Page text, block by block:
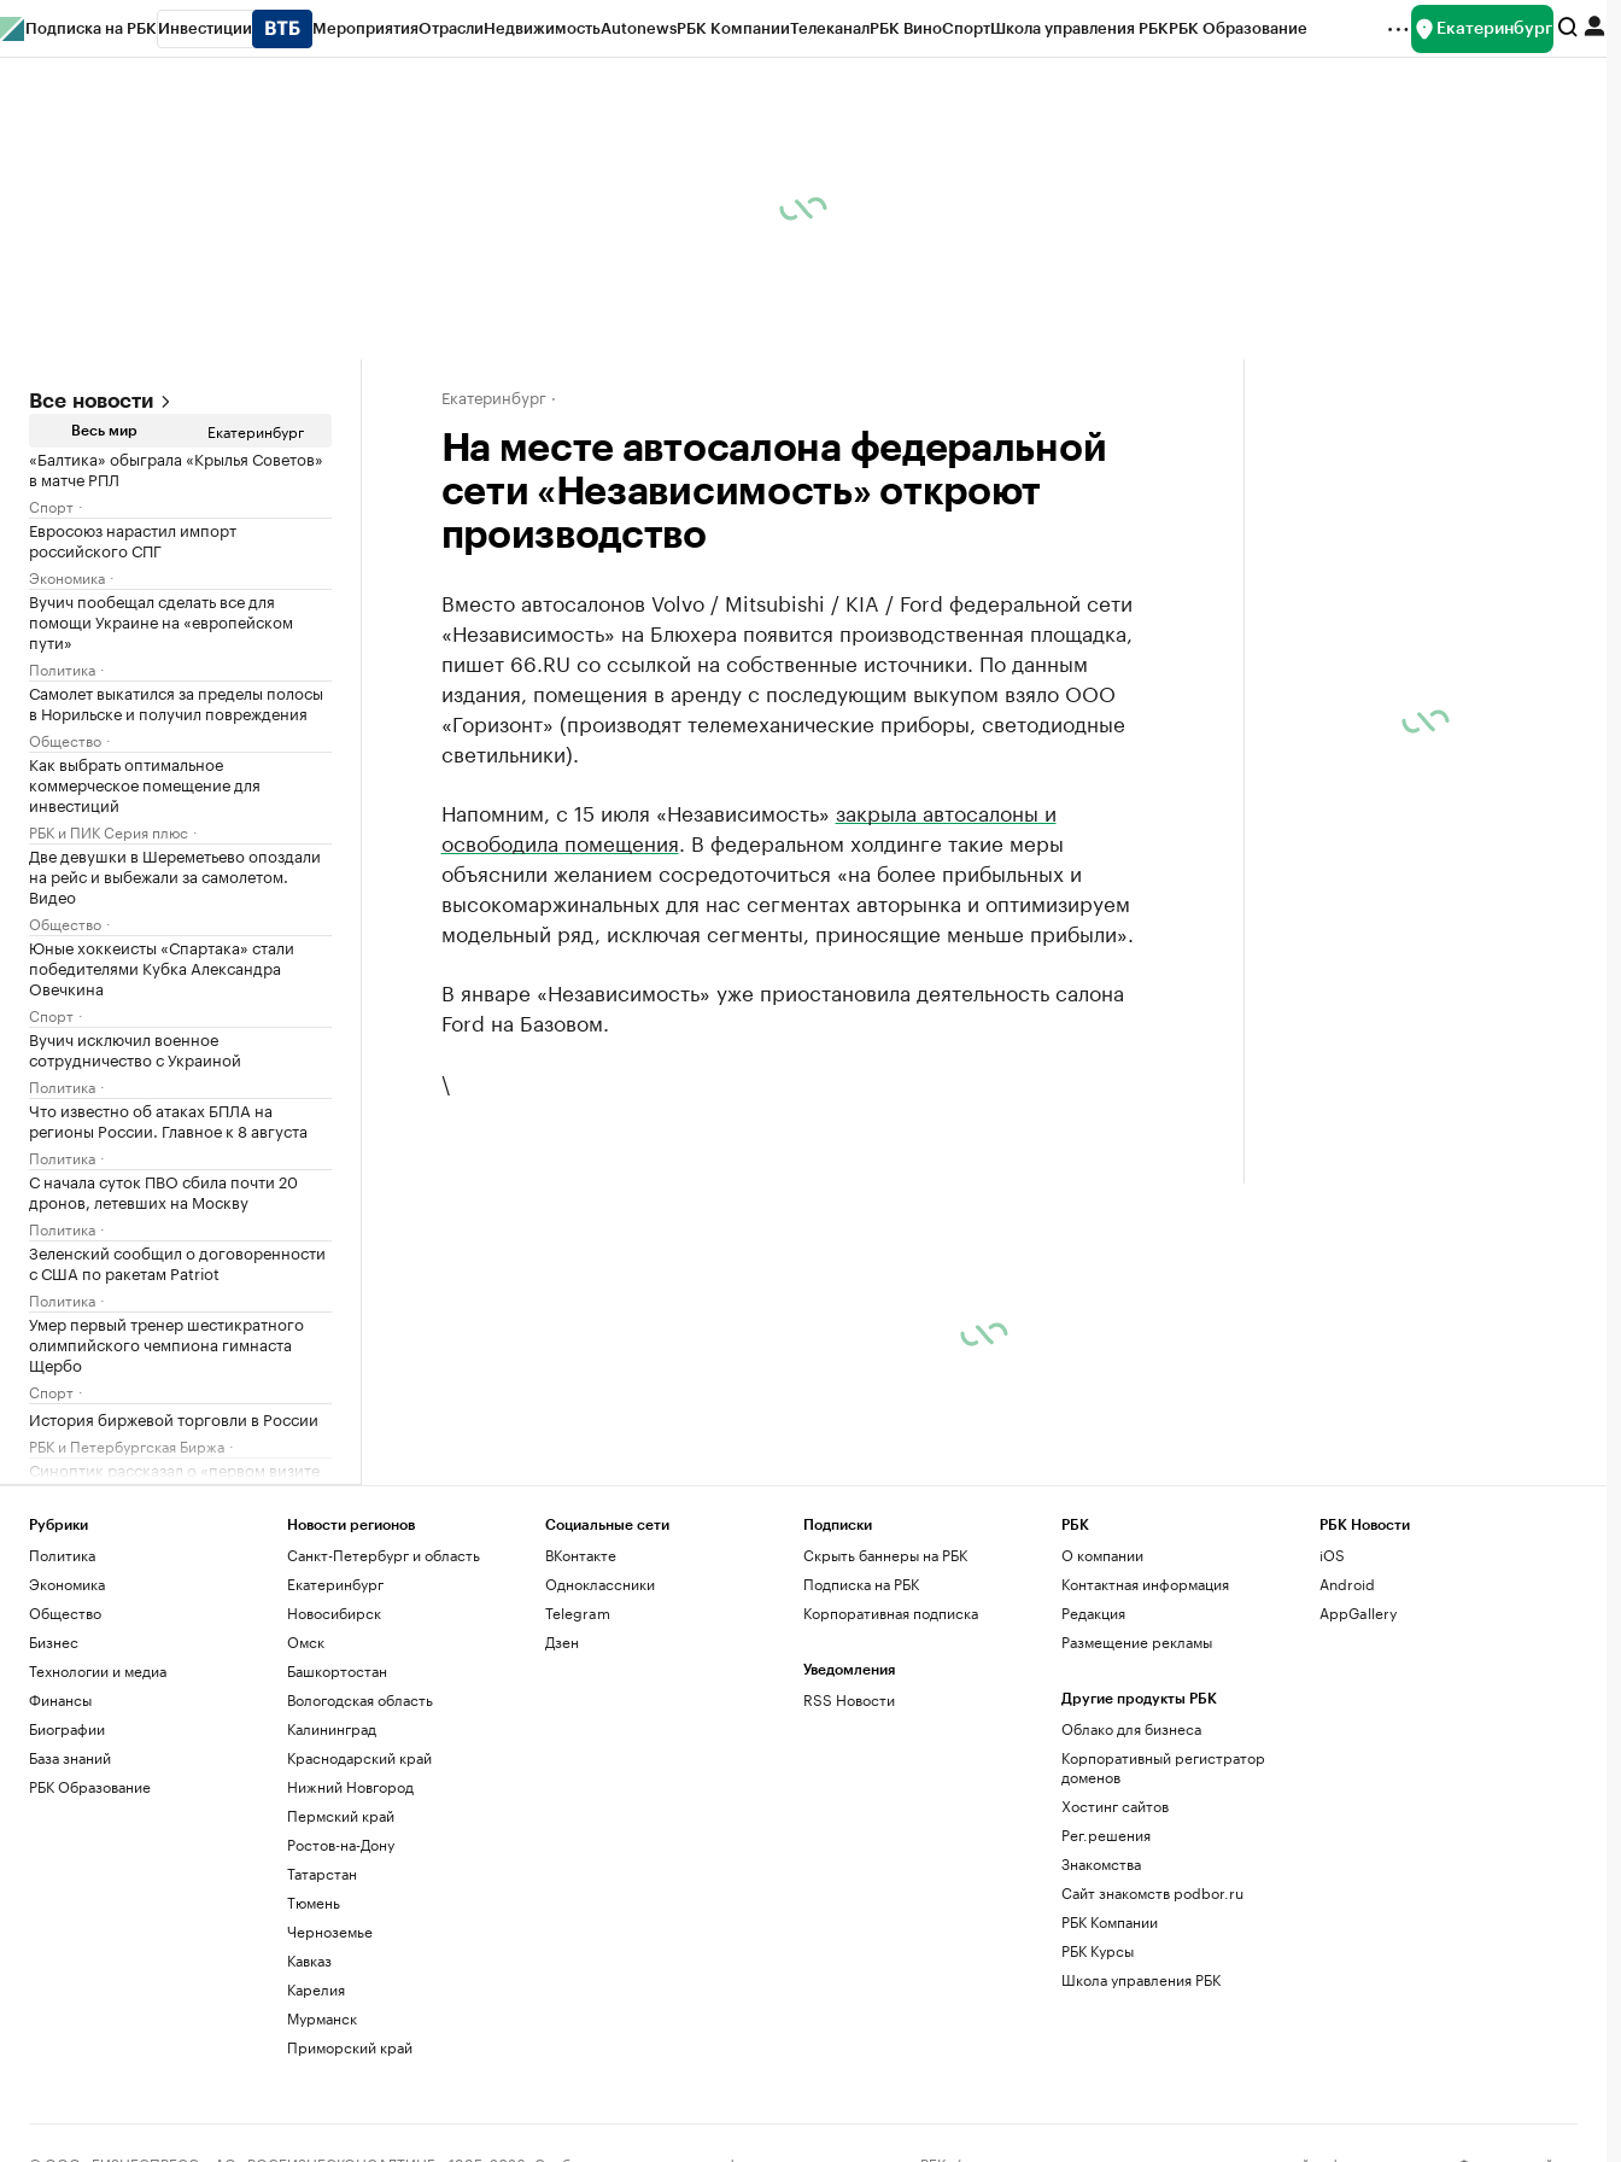
Подписка на РБК Инвестиции МероприятияОтраслиНедвижимостьAutonewsРБК КомпанииТелеканалРБК ВиноСпортШкола управления РБКРБК Образование Екатеринбург
Все новости
Весь мир Екатеринбург
«Балтика» обыграла «Крылья Советов»
в матче РПЛ
Спорт
Евросоюз нарастил импорт
российского СПГ
Экономика
Вучич пообещал сделать все для
помощи Украине на «европейском
пути»
Политика
Самолет выкатился за пределы полосы
в Норильске и получил повреждения
Общество
Как выбрать оптимальное
коммерческое помещение для
инвестиций
РБК и ПИК Серия плюс
Две девушки в Шереметьево опоздали
на рейс и выбежали за самолетом.
Видео
Общество
Юные хоккеисты «Спартака» стали
победителями Кубка Александра
Овечкина
Спорт
Вучич исключил военное
сотрудничество с Украиной
Политика
Что известно об атаках БПЛА на
регионы России. Главное к 8 августа
Политика
С начала суток ПВО сбила почти 20
дронов, летевших на Москву
Политика
Зеленский сообщил о договоренности
с США по ракетам Patriot
Политика
Умер первый тренер шестикратного
олимпийского чемпиона гимнаста
Щербо
Спорт
История биржевой торговли в России
РБК и Петербургская Биржа
Синоптик рассказал о «первом визите
осени» в Москву
Общество
Медведев рассказал о «жестких»
переговорах с Саркози в 2008 году
Политика
Федорищев рассказал о последствиях
атаки БПЛА на Самарскую область
Трое пострадали при ударе БПЛА по
грузовику в Белгородской области
Политика
Искусственный интеллект вызовет
мифов
Зачем малому и среднему бизнесу
облигации и что важно знать о бирже
Екатеринбург
На месте автосалона федеральной
сети «Независимость» откроют
производство
Вместо автосалонов Volvo / Mitsubishi / KIA / Ford федеральной сети
«Независимость» на Блюхера появится производственная площадка,
пишет 66.RU со ссылкой на собственные источники. По данным
издания, помещения в аренду с последующим выкупом взяло ООО
«Горизонт» (производят телемеханические приборы, светодиодные
светильники).
Напомним, с 15 июля «Независимость» закрыла автосалоны и
освободила помещения . В федеральном холдинге такие меры
объяснили желанием сосредоточиться «на более прибыльных и
высокомаржинальных для нас сегментах авторынка и оптимизируем
модельный ряд, исключая сегменты, приносящие меньше прибыли».
В январе «Независимость» уже приостановила деятельность салона
Ford на Базовом.
\
Рубрики
Политика
Экономика
Общество
Бизнес
Технологии и медиа
Финансы
Биографии
База знаний
РБК Образование
Новости регионов
Санкт-Петербург и область
Екатеринбург
Новосибирск
Омск
Башкортостан
Вологодская область
Калининград
Краснодарский край
Нижний Новгород
Пермский край
Ростов-на-Дону
Татарстан
Тюмень
Черноземье
Кавказ
Карелия
Мурманск
Приморский край
Социальные сети
ВКонтакте
Одноклассники
Telegram
Дзен
Подписки
Скрыть баннеры на РБК
Подписка на РБК
Корпоративная подписка
Уведомления
RSS Новости
РБК
О компании
Контактная информация
Редакция
Размещение рекламы
Другие продукты РБК
Облако для бизнеса
Корпоративный регистратор
доменов
Хостинг сайтов
Рег.решения
Знакомства
Сайт знакомств podbor.ru
РБК Компании
РБК Курсы
Школа управления РБК
РБК Новости
iOS
Android
AppGallery